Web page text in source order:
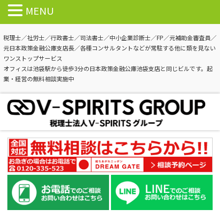
税理士／社労士／行政書士／司法書士／中小企業診断士／FP／元補助金審査員／
元日本政策金融公庫支店長／各種コンサルタントなどが常駐する他に類を見ない
ワンストップサービス
オフィスは池袋駅から徒歩3分の日本政策金融公庫池袋支店と同じビルです。起
業・経営の無料相談実施中
MENU